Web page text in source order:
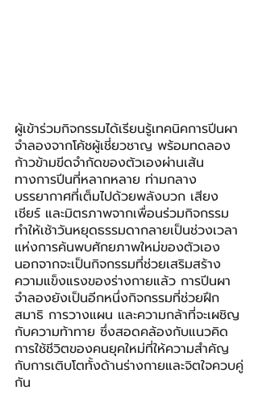
ผู้เข้าร่วมกิจกรรมได้เรียนรู้เทคนิคการปีนผา
จำลองจากโค้ชผู้เชี่ยวชาญ พร้อมทดลอง
ก้าวข้ามขีดจำกัดของตัวเองผ่านเส้น
ทางการปีนที่หลากหลาย ท่ามกลาง
บรรยากาศที่เต็มไปด้วยพลังบวก เสียง
เชียร์ และมิตรภาพจากเพื่อนร่วมกิจกรรม
ทำให้เช้าวันหยุดธรรมดากลายเป็นช่วงเวลา
แห่งการค้นพบศักยภาพใหม่ของตัวเอง
นอกจากจะเป็นกิจกรรมที่ช่วยเสริมสร้าง
ความแข็งแรงของร่างกายแล้ว การปีนผา
จำลองยังเป็นอีกหนึ่งกิจกรรมที่ช่วยฝึก
สมาธิ การวางแผน และความกล้าที่จะเผชิญ
กับความท้าทาย ซึ่งสอดคล้องกับแนวคิด
การใช้ชีวิตของคนยุคใหม่ที่ให้ความสำคัญ
กับการเติบโตทั้งด้านร่างกายและจิตใจควบคู่
กัน